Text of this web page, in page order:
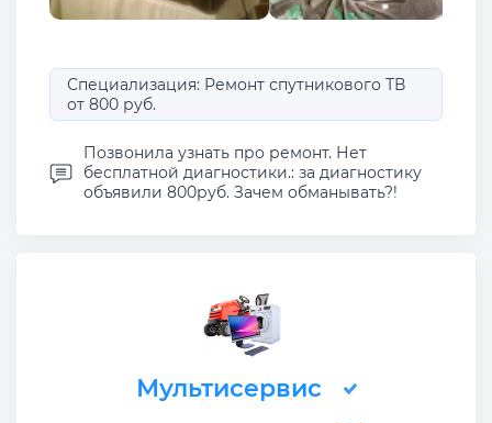
Специализация: Ремонт спутникового ТВ
от 800 руб.
Позвонила узнать про ремонт. Нет
бесплатной диагностики.: за диагностику
объявили 800руб. Зачем обманывать?!
Мультисервис